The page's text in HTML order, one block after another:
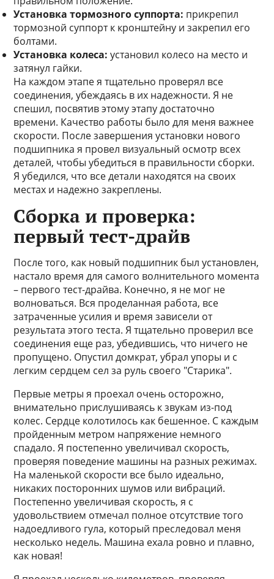
Установка тормозного суппорта: прикрепил
тормозной суппорт к кронштейну и закрепил его
болтами.
Установка колеса: установил колесо на место и
затянул гайки.
На каждом этапе я тщательно проверял все
соединения, убеждаясь в их надежности. Я не
спешил, посвятив этому этапу достаточно
времени. Качество работы было для меня важнее
скорости. После завершения установки нового
подшипника я провел визуальный осмотр всех
деталей, чтобы убедиться в правильности сборки.
Я убедился, что все детали находятся на своих
местах и надежно закреплены.
Сборка и проверка:
первый тест-драйв
После того, как новый подшипник был установлен,
настало время для самого волнительного момента
– первого тест-драйва. Конечно, я не мог не
волноваться. Вся проделанная работа, все
затраченные усилия и время зависели от
результата этого теста. Я тщательно проверил все
соединения еще раз, убедившись, что ничего не
пропущено. Опустил домкрат, убрал упоры и с
легким сердцем сел за руль своего "Старика".
Первые метры я проехал очень осторожно,
внимательно прислушиваясь к звукам из-под
колес. Сердце колотилось как бешенное. С каждым
пройденным метром напряжение немного
спадало. Я постепенно увеличивал скорость,
проверяя поведение машины на разных режимах.
На маленькой скорости все было идеально,
никаких посторонних шумов или вибраций.
Постепенно увеличивая скорость, я с
удовольствием отмечал полное отсутствие того
надоедливого гула, который преследовал меня
несколько недель. Машина ехала ровно и плавно,
как новая!